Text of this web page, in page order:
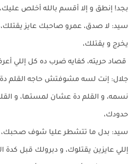
بجد! إنطق و إلا أقسم بالله أخلص عليك،
سيد: لا صدق، عمرو صاحبك عايز يقتلك،
يخرج و يقتلك،
قصاد حريته، كفايه ضرب ده كل إللي
جلال: إنت لسه مشوفتش حاجه القلم
نسمه، و القلم دة عشان لمستها، و
حدودك،
سيد: بدل ما تتشطر عليا شوف
إللي عايزين يقتلوك، و دبرولك قبل كدة